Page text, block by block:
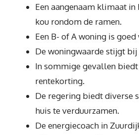
Een aangenaam klimaat
kou rondom de ramen.
Een B- of A woning is
De woningwaarde stijgt
In sommige gevallen biedt
rentekorting.
De regering biedt diverse
huis te verduurzamen.
De energiecoach in